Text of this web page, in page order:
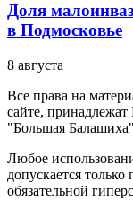
Доля
в Подмосковье
8 августа
Все права на
сайте,
"Большая
Любое
допускается
обязательной